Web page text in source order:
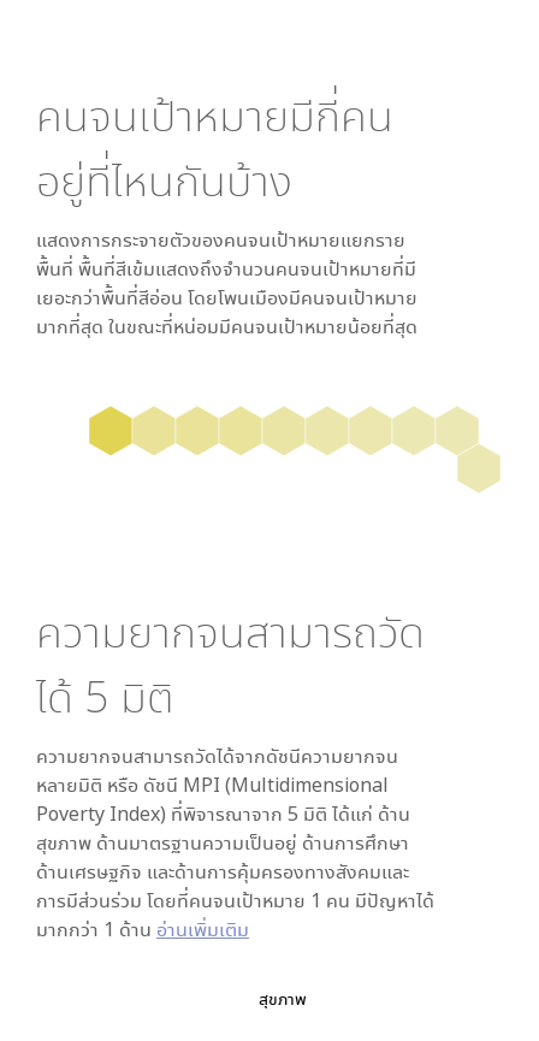
คนจนเป้าหมายมีกี่คน
อยู่ที่ไหนกันบ้าง
แสดงการกระจายตัวของคนจนเป้าหมายแยกราย
พื้นที่ พื้นที่สีเข้มแสดงถึงจำนวนคนจนเป้าหมายที่มี
เยอะกว่าพื้นที่สีอ่อน โดยโพนเมืองมีคนจนเป้าหมาย
มากที่สุด ในขณะที่หน่อมมีคนจนเป้าหมายน้อยที่สุด
ความยากจนสามารถวัด
ได้ 5 มิติ
ความยากจนสามารถวัดได้จากดัชนีความยากจน
หลายมิติ หรือ ดัชนี MPI (Multidimensional
Poverty Index) ที่พิจารณาจาก 5 มิติ ได้แก่ ด้าน
สุขภาพ ด้านมาตรฐานความเป็นอยู่ ด้านการศึกษา
ด้านเศรษฐกิจ และด้านการคุ้มครองทางสังคมและ
การมีส่วนร่วม โดยที่คนจนเป้าหมาย 1 คน มีปัญหาได้
มากกว่า 1 ด้าน อ่านเพิ่มเติม
สุขภาพ